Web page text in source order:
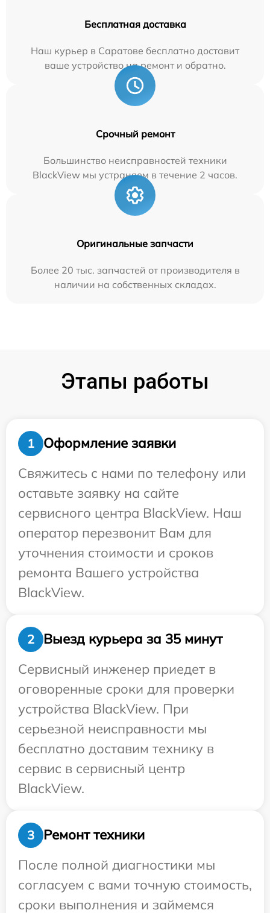
Бесплатная доставка
Наш курьер в Саратове бесплатно доставит
ваше устройство на ремонт и обратно.
Срочный ремонт
Большинство неисправностей техники
BlackView мы устраняем в течение 2 часов.
Оригинальные запчасти
Более 20 тыс. запчастей от производителя в
наличии на собственных складах.
Этапы работы
1
Оформление заявки
Свяжитесь с нами по телефону или
оставьте заявку на сайте
сервисного центра BlackView. Наш
оператор перезвонит Вам для
уточнения стоимости и сроков
ремонта Вашего устройства
BlackView.
2
Выезд курьера за 35 минут
Сервисный инженер приедет в
оговоренные сроки для проверки
устройства BlackView. При
серьезной неисправности мы
бесплатно доставим технику в
сервис в сервисный центр
BlackView.
3
Ремонт техники
После полной диагностики мы
согласуем с вами точную стоимость,
сроки выполнения и займемся